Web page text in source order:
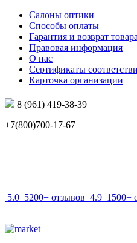
Салоны оптики
Способы оплаты
Гарантия и возврат товара
Правовая информация
О нас
Сертификаты
Карточка организации
8 (961) 419-38-39
+7(800)700-17-67
5.0 5200+ отзывов 4.9 1500+